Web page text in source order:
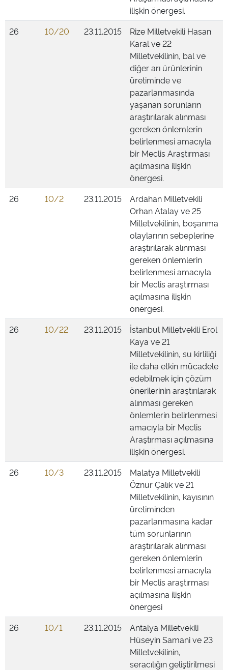
ilişkin önergesi.
26
10/20 23.11.2015
Rize Milletvekili Hasan
Karal ve 22
Milletvekilinin, bal ve
diğer arı ürünlerinin
üretiminde ve
pazarlanmasında
yaşanan sorunların
araştırılarak alınması
gereken önlemlerin
belirlenmesi amacıyla
bir Meclis Araştırması
açılmasına ilişkin
önergesi.
26
10/2 23.11.2015
Ardahan Milletvekili
Orhan Atalay ve 25
Milletvekilinin, boşanma
olaylarının sebeplerine
araştırılarak alınması
gereken önlemlerin
belirlenmesi amacıyla
bir Meclis araştırması
açılmasına ilişkin
önergesi.
26
10/22 23.11.2015
İstanbul Milletvekili Erol
Kaya ve 21
Milletvekilinin, su kirliliği
ile daha etkin mücadele
edebilmek için çözüm
önerilerinin araştırılarak
alınması gereken
önlemlerin belirlenmesi
amacıyla bir Meclis
Araştırması açılmasına
ilişkin önergesi.
26
10/3 23.11.2015
Malatya Milletvekili
Öznur Çalık ve 21
Milletvekilinin, kayısının
üretiminden
pazarlanmasına kadar
tüm sorunlarının
araştırılarak alınması
gereken önlemlerin
belirlenmesi amacıyla
bir Meclis araştırması
açılmasına ilişkin
önergesi
26
10/1 23.11.2015
Antalya Milletvekili
Hüseyin Samani ve 23
Milletvekilinin,
seracılığın geliştirilmesi